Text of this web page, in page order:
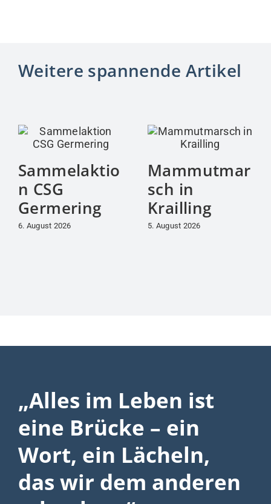
Weitere spannende Artikel
Sammelaktio
n CSG
Germering
6. August 2026
Mammutmar
sch in
Krailling
5. August 2026
„Alles im Leben ist
eine Brücke – ein
Wort, ein Lächeln,
das wir dem anderen